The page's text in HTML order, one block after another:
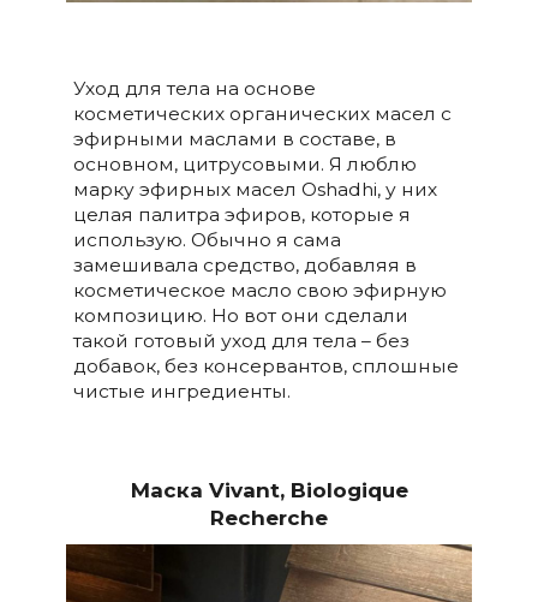
Уход для тела на основе
косметических органических масел с
эфирными маслами в составе, в
основном, цитрусовыми. Я люблю
марку эфирных масел Oshadhi, у них
целая палитра эфиров, которые я
использую. Обычно я сама
замешивала средство, добавляя в
косметическое масло свою эфирную
композицию. Но вот они сделали
такой готовый уход для тела – без
добавок, без консервантов, сплошные
чистые ингредиенты.
Маска Vivant, Biologique
Recherche